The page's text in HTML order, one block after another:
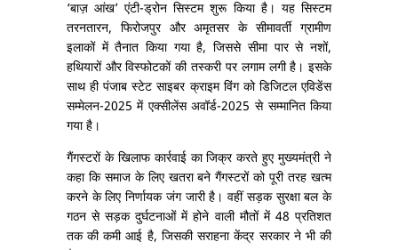
‘बाज़ आंख’ एंटी-ड्रोन सिस्टम शुरू किया है। यह सिस्टम
तरनतारन, फिरोजपुर और अमृतसर के सीमावर्ती ग्रामीण
इलाकों में तैनात किया गया है, जिससे सीमा पार से नशों,
हथियारों और विस्फोटकों की तस्करी पर लगाम लगी है। इसके
साथ ही पंजाब स्टेट साइबर क्राइम विंग को डिजिटल एविडेंस
सम्मेलन-2025 में एक्सीलेंस अवॉर्ड-2025 से सम्मानित किया
गया है।
गैंगस्टरों के खिलाफ कार्रवाई का जिक्र करते हुए मुख्यमंत्री ने
कहा कि समाज के लिए खतरा बने गैंगस्टरों को पूरी तरह खत्म
करने के लिए निर्णायक जंग जारी है। वहीं सड़क सुरक्षा बल के
गठन से सड़क दुर्घटनाओं में होने वाली मौतों में 48 प्रतिशत
तक की कमी आई है, जिसकी सराहना केंद्र सरकार ने भी की